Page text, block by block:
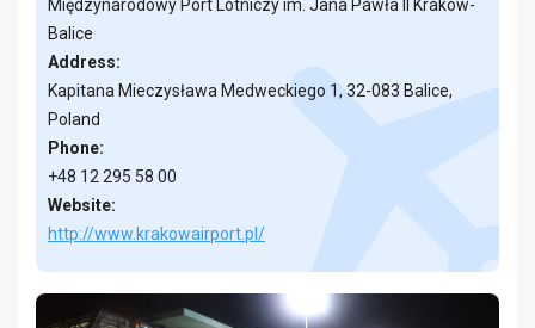
Międzynarodowy Port Lotniczy im. Jana Pawła II Kraków-
Balice
Address:
Kapitana Mieczysława Medweckiego 1, 32-083 Balice,
Poland
Phone:
+48 12 295 58 00
Website:
http://www.krakowairport.pl/